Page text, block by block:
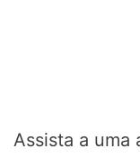
Assista a uma